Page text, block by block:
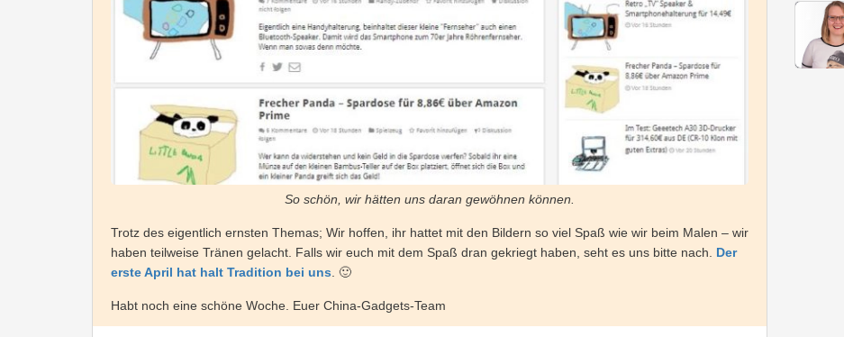
So schön, wir hätten uns daran gewöhnen können.
Trotz des eigentlich ernsten Themas; Wir hoffen, ihr hattet mit den Bildern so viel Spaß wie wir beim Malen – wir
haben teilweise Tränen gelacht. Falls wir euch mit dem Spaß dran gekriegt haben, seht es uns bitte nach. Der
erste April hat halt Tradition bei uns . 🙂
Habt noch eine schöne Woche. Euer China-Gadgets-Team